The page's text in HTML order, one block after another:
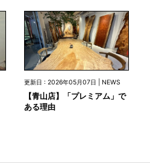
更新日 : 2026年05月07日 | NEWS
【青山店】「プレミアム」で
ある理由